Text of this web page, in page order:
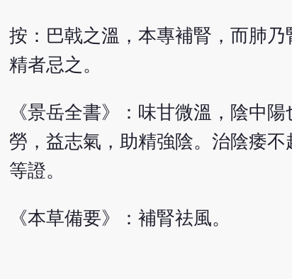
按：巴戟之溫，本專補腎，而肺
精者忌之。
《景岳全書》：味甘微溫，陰中
勞，益志氣，助精強陰。治陰痿
等證。
《本草備要》：補腎祛風。